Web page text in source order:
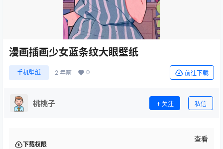
漫画插画少女蓝条纹大眼壁纸
手机壁纸 2 年前 0 前往下载
桃桃子 关注 私信
下载权限
查看